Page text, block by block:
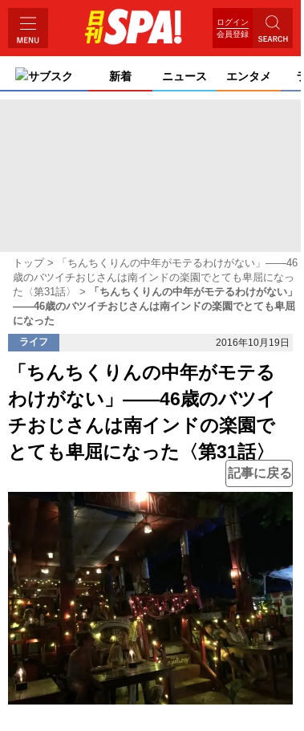
ログイン
会員登録
サブスク 新着 ニュース エンタメ
トップ
「ちんちくりんの中年がモテるわけがない」――46
歳のバツイチおじさんは南インドの楽園でとても卑屈になっ
た〈第31話〉
「ちんちくりんの中年がモテるわけがない」
――46歳のバツイチおじさんは南インドの楽園でとても卑屈
になった
ライフ 2016年10月19日
「ちんちくりんの中年がモテる
わけがない」――46歳のバツイ
チおじさんは南インドの楽園で
とても卑屈になった〈第31話〉
記事に戻る